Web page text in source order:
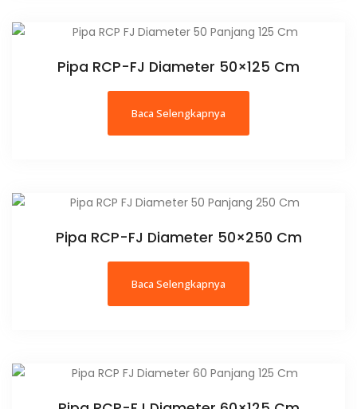
Pipa RCP-FJ Diameter 50×125 Cm
Baca Selengkapnya
Pipa RCP-FJ Diameter 50×250 Cm
Baca Selengkapnya